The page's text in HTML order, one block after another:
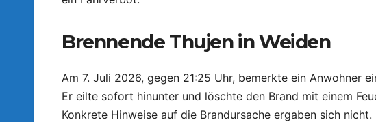
Brennende Thujen in Weiden
Am 7. Juli 2026, gegen 21:25 Uhr, bemerkte ein Anwohner
Er eilte sofort hinunter und löschte den Brand mit einem
Konkrete Hinweise auf die Brandursache ergaben sich nicht.